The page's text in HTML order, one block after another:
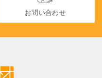
お問い合わせ